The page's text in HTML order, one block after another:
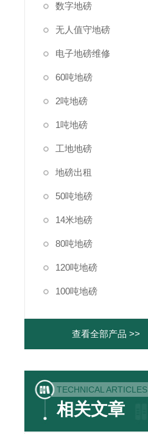
数字地磅
无人值守地磅
电子地磅维修
60吨地磅
2吨地磅
1吨地磅
工地地磅
地磅出租
50吨地磅
14米地磅
80吨地磅
120吨地磅
100吨地磅
查看全部产品 >>
TECHNICAL ARTICLES
相关文章